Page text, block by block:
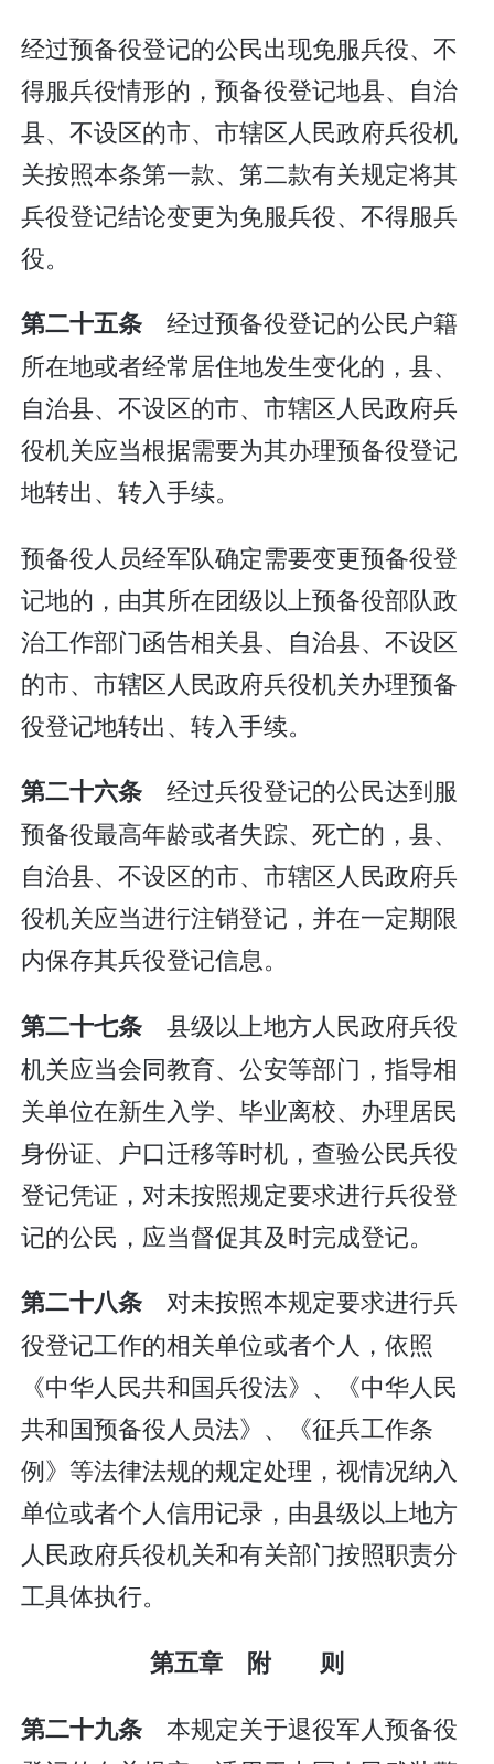
经过预备役登记的公民出现免服兵役、不
得服兵役情形的，预备役登记地县、自治
县、不设区的市、市辖区人民政府兵役机
关按照本条第一款、第二款有关规定将其
兵役登记结论变更为免服兵役、不得服兵
役。
第二十五条经过预备役登记的公民户籍
所在地或者经常居住地发生变化的，县、
自治县、不设区的市、市辖区人民政府兵
役机关应当根据需要为其办理预备役登记
地转出、转入手续。
预备役人员经军队确定需要变更预备役登
记地的，由其所在团级以上预备役部队政
治工作部门函告相关县、自治县、不设区
的市、市辖区人民政府兵役机关办理预备
役登记地转出、转入手续。
第二十六条经过兵役登记的公民达到服
预备役最高年龄或者失踪、死亡的，县、
自治县、不设区的市、市辖区人民政府兵
役机关应当进行注销登记，并在一定期限
内保存其兵役登记信息。
第二十七条县级以上地方人民政府兵役
机关应当会同教育、公安等部门，指导相
关单位在新生入学、毕业离校、办理居民
身份证、户口迁移等时机，查验公民兵役
登记凭证，对未按照规定要求进行兵役登
记的公民，应当督促其及时完成登记。
第二十八条对未按照本规定要求进行兵
役登记工作的相关单位或者个人，依照
《中华人民共和国兵役法》、《中华人民
共和国预备役人员法》、《征兵工作条
例》等法律法规的规定处理，视情况纳入
单位或者个人信用记录，由县级以上地方
人民政府兵役机关和有关部门按照职责分
工具体执行。
第五章 附 则
第二十九条 本规定关于退役军人预备役